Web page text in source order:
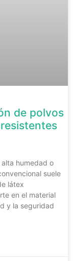
de polvos
humedad o
suele
látex
en el material
y la seguridad